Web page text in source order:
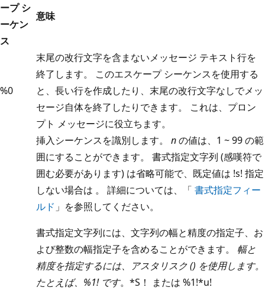
ープ シ
ーケン
ス
意味
%0
末尾の改行文字を含まないメッセージ テキスト行を
終了します。 このエスケープ シーケンスを使用する
と、長い行を作成したり、末尾の改行文字なしでメッ
セージ自体を終了したりできます。 これは、プロン
プト メッセージに役立ちます。
挿入シーケンスを識別します。 nの値は、1 ~ 99 の範
囲にすることができます。 書式指定文字列 (感嘆符で
囲む必要があります) は省略可能で、既定値は !s! 指定
しない場合は 。 詳細については、「 書式指定フィー
ルド 」を参照してください。
書式指定文字列には、文字列の幅と精度の指定子、お
よび整数の幅指定子を含めることができます。 幅と
精度を指定するには、アスタリスク () を使用します。
たとえば、%1! です。*S！ または %1!*u!